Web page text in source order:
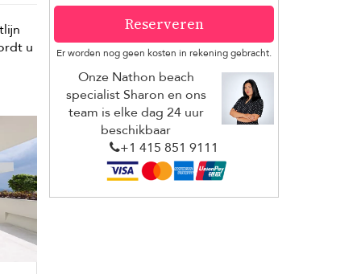
u
Reserveren
Er worden nog geen kosten in rekening gebracht.
Onze Nathon beach
specialist Sharon en ons
team is elke dag 24 uur
beschikbaar
+1 ​415 851 9111